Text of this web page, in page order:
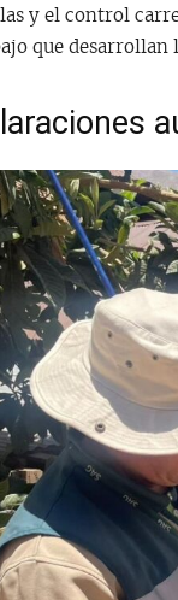
y el control
que desarrollan